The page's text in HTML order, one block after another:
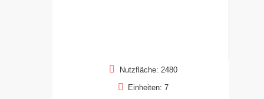
Nutzfläche: 2480
Einheiten: 7